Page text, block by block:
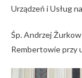
Urządzeń i Usług
Śp. Andrzej
Rembertowie przy